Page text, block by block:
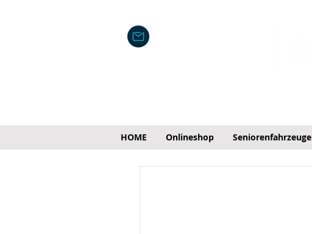
HOME Onlineshop Seniorenfahrzeuge